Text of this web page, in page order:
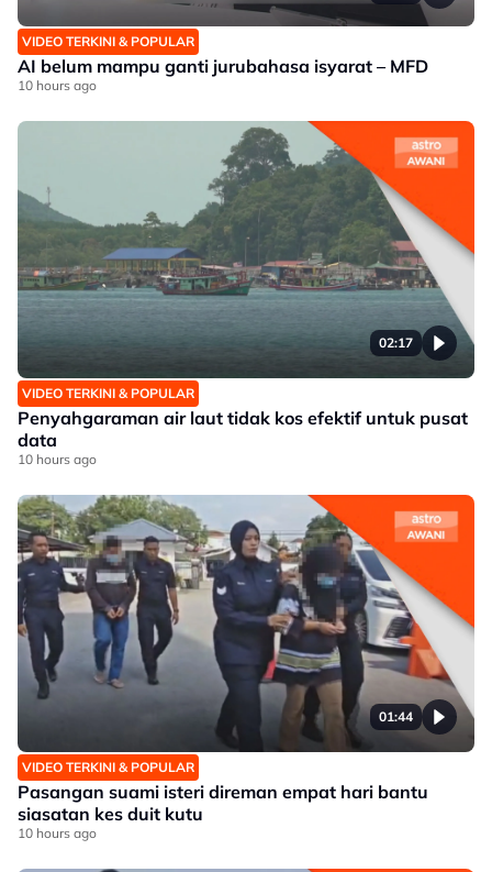
VIDEO TERKINI & POPULAR
AI belum mampu ganti jurubahasa isyarat – MFD
10 hours ago
02:17
VIDEO TERKINI & POPULAR
Penyahgaraman air laut tidak kos efektif untuk pusat
data
10 hours ago
01:44
VIDEO TERKINI & POPULAR
Pasangan suami isteri direman empat hari bantu
siasatan kes duit kutu
10 hours ago